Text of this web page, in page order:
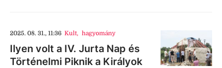
2025. 08. 31., 11:36 Kult, hagyomány
Ilyen volt a IV. Jurta Nap és
Történelmi Piknik a Királyok